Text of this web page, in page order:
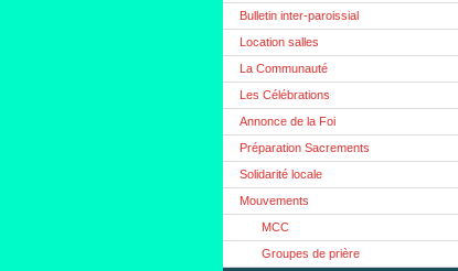
Bulletin inter-paroissial
Location salles
La Communauté
Les Célébrations
Annonce de la Foi
Préparation Sacrements
Solidarité locale
Mouvements
MCC
Groupes de prière